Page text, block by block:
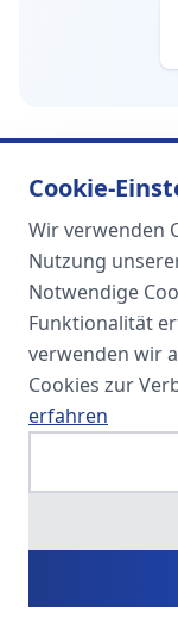
SOMA
Cookie-
Wir verwenden
Nutzung
Notwendige
Funktionalität
verwenden wir
Cookies zur
erfahren